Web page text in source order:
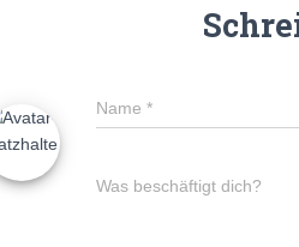
Name *
Was beschäftigt dich?